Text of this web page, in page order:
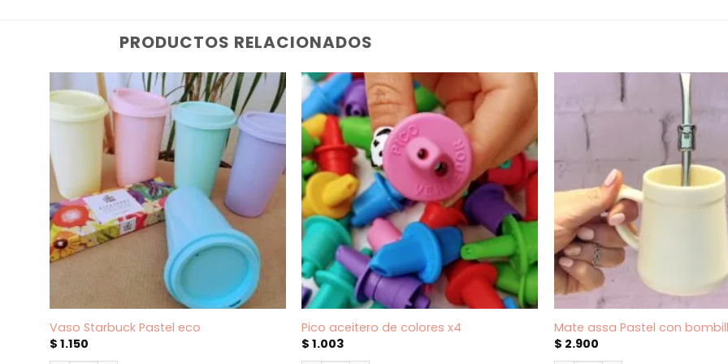
PRODUCTOS RELACIONADOS
Vaso Starbuck Pastel eco
$ 1.150
Pico aceitero de colores x4
$ 1.003
Mate assa Pastel con
$ 2.900